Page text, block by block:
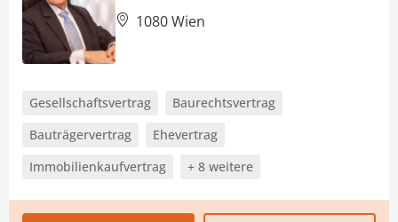
1080 Wien
Gesellschaftsvertrag
Baurechtsvertrag
Bauträgervertrag
Ehevertrag
Immobilienkaufvertrag
+ 8 weitere